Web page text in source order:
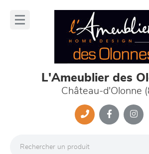
L'Ameublier des
Château-d'Olonne